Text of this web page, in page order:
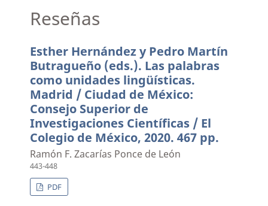
Reseñas
Esther Hernández y Pedro Martín
Butragueño (eds.). Las palabras
como unidades lingüísticas.
Madrid / Ciudad de México:
Consejo Superior de
Investigaciones Científicas / El
Colegio de México, 2020. 467 pp.
Ramón F. Zacarías Ponce de León
443-448
PDF